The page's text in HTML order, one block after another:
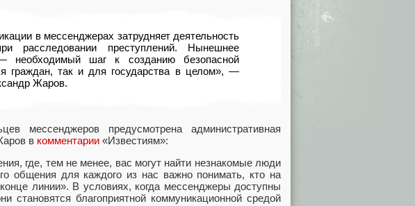
в мессенджерах затрудняет деятельность
расследовании преступлений. Нынешнее
— необходимый шаг к созданию безопасной
граждан, так и для государства в целом», —
Жаров.
мессенджеров предусмотрена административная
в комментарии «Известиям»:
где, тем не менее, вас могут найти незнакомые люди
общения для каждого из нас важно понимать, кто на
линии». В условиях, когда мессенджеры доступны
становятся благоприятной коммуникационной средой